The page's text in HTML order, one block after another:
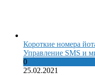
Короткие номера
Управление SMS и
0
25.02.2021